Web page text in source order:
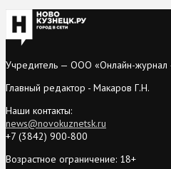
Учредитель — ООО «Онлайн-журнал
Главный редактор - Макаров Г.Н.
Наши контакты:
news@novokuznetsk.ru
+7 (3842) 900-800
Возрастное ограничение: 18+